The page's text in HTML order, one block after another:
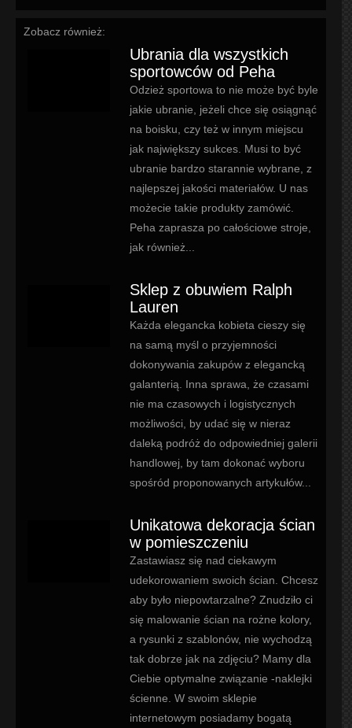
Zobacz również:
Ubrania dla wszystkich
sportowców od Peha
Odzież sportowa to nie może być byle
jakie ubranie, jeżeli chce się osiągnąć
na boisku, czy też w innym miejscu
jak największy sukces. Musi to być
ubranie bardzo starannie wybrane, z
najlepszej jakości materiałów. U nas
możecie takie produkty zamówić.
Peha zaprasza po całościowe stroje,
jak również...
Sklep z obuwiem Ralph
Lauren
Każda elegancka kobieta cieszy się
na samą myśl o przyjemności
dokonywania zakupów z elegancką
galanterią. Inna sprawa, że czasami
nie ma czasowych i logistycznych
możliwości, by udać się w nieraz
daleką podróż do odpowiedniej galerii
handlowej, by tam dokonać wyboru
spośród proponowanych artykułów...
Unikatowa dekoracja ścian
w pomieszczeniu
Zastawiasz się nad ciekawym
udekorowaniem swoich ścian. Chcesz
aby było niepowtarzalne? Znudziło ci
się malowanie ścian na rożne kolory,
a rysunki z szablonów, nie wychodzą
tak dobrze jak na zdjęciu? Mamy dla
Ciebie optymalne związanie -naklejki
ścienne. W swoim sklepie
internetowym posiadamy bogatą